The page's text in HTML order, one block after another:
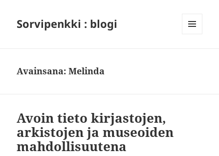
Sorvipenkki : blogi
Avainsana:Melinda
Avoin tieto kirjastojen,
arkistojen ja museoiden
mahdollisuutena